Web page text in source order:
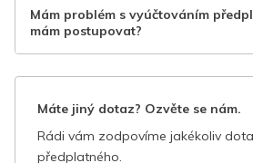
Mám problém s vyúčtováním
mám postupovat?
Máte jiný dotaz? Ozvěte se nám.
Rádi vám zodpovíme jakékoliv
předplatného.